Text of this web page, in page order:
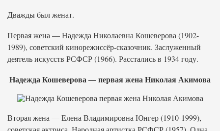
Дважды был женат.
Первая жена — Надежда Николаевна Кошеверова (1902-
1989), советский кинорежиссёр-сказочник. Заслуженный
деятель искусств РСФСР (1966). Расстались в 1934 году.
Надежда Кошеверова — первая жена Николая Акимова
Вторая жена — Елена Владимировна Юнгер (1910-1999),